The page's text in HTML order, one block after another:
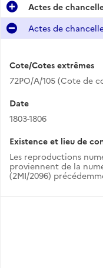
Actes de
Actes de
Cote/Cotes extrêmes
72PO/A/105 (Cote de
Date
1803-1806
Existence et lieu de
Les reproductions
proviennent de la
(2MI/2096)